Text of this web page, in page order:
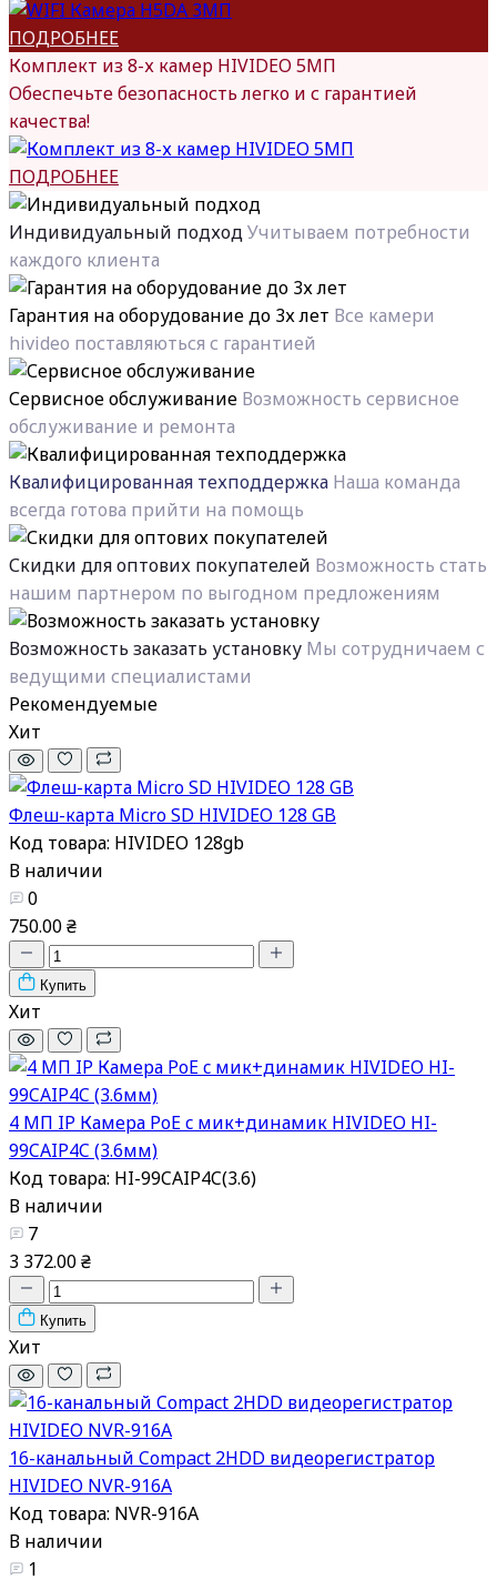
ПОДРОБНЕЕ
Комплект из 8-х камер HIVIDEO 5MП
Обеспечьте безопасность легко и с гарантией
качества!
ПОДРОБНЕЕ
Индивидуальный подходУчитываем потребности
каждого клиента
Гарантия на оборудование до 3х лет Все камери
hivideo поставляються с гарантией
Сервисное обслуживание Возможность сервисное
обслуживание и ремонта
Квалифицированная техподдержка Наша команда
всегда готова прийти на помощь
Скидки для оптових покупателей Возможность стать
нашим партнером по выгодном предложениям
Возможность заказать установку Мы сотрудничаем с
ведущими специалистами
Рекомендуемые
Хит
Флеш-карта Micro SD HIVIDEO 128 GB
Код товара: HIVIDEO 128gb
В наличии
0
750.00 ₴
Купить
Хит
4 МП IP Камера PoE c мик+динамик HIVIDEO HI-
99CAIP4C (3.6мм)
Код товара: HI-99CAIP4C(3.6)
В наличии
7
3 372.00 ₴
Купить
Хит
16-канальный Compact 2HDD видеорегистратор
HIVIDEO NVR-916A
Код товара: NVR-916A
В наличии
1